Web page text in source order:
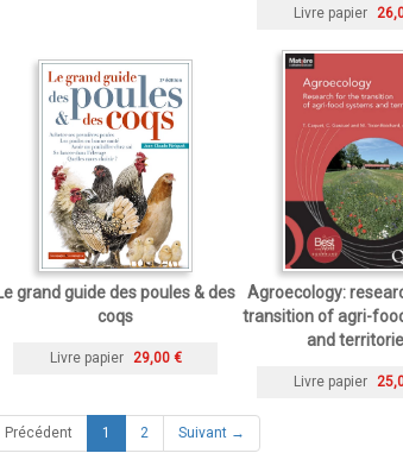
Livre papier
grand guide des poules & des
coqs
Livre papier 29,00 €
Agroecology:
transition of agri-
and
Livre papier
1 (current)
2 Suivant →